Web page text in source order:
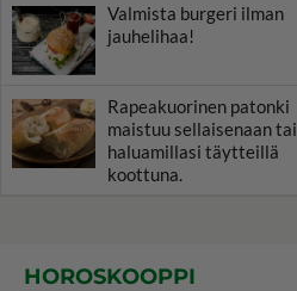
Valmista burgeri ilman
jauhelihaa!
Rapeakuorinen patonki
maistuu sellaisenaan tai
haluamillasi täytteillä
koottuna.
HOROSKOOPPI